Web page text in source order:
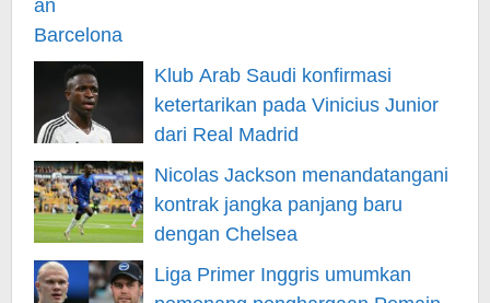
Klub Arab Saudi konfirmasi
ketertarikan pada Vinicius Junior
dari Real Madrid
Nicolas Jackson menandatangani
kontrak jangka panjang baru
dengan Chelsea
Liga Primer Inggris umumkan